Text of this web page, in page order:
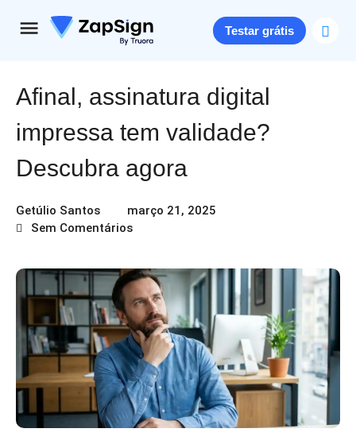
Testar grátis
Afinal, assinatura digital
impressa tem validade?
Descubra agora
Getúlio Santos
março 21, 2025
Sem Comentários